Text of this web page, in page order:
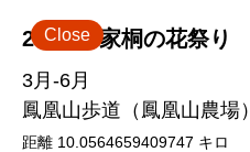
2026 客家桐の花祭り
3月-6月
鳳凰山歩道（鳳凰山農場）
距離 10.0564659409747 キロ
Close